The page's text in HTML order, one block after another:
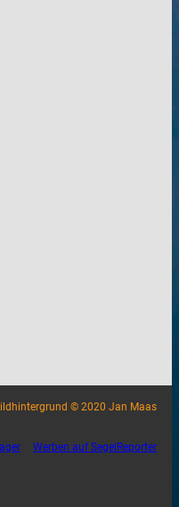
© 2020 Jan Maas
Werben auf SegelReporter